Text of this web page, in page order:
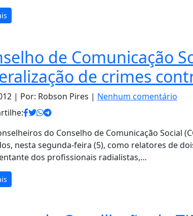
de Comunicação
de crimes
| Por: Robson Pires | Nenhum comentário
do Conselho de Comunicação Social
nesta segunda-feira (5), como relatores de
dos profissionais radialistas,…